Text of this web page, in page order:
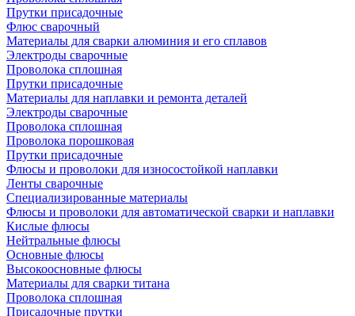
Прутки присадочные
Флюс сварочный
Материалы для сварки алюминия и его сплавов
Электроды сварочные
Проволока сплошная
Прутки присадочные
Материалы для наплавки и ремонта деталей
Электроды сварочные
Проволока сплошная
Проволока порошковая
Прутки присадочные
Флюсы и проволоки для износостойкой наплавки
Ленты сварочные
Специализированные материалы
Флюсы и проволоки для автоматической сварки и наплавки
Кислые флюсы
Нейтральные флюсы
Основные флюсы
Высокоосновные флюсы
Материалы для сварки титана
Проволока сплошная
Присадочные прутки